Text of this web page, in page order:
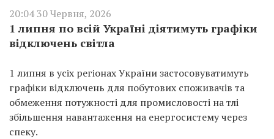
20:04 30 Червня, 2026
1 липня по всій Україні діятимуть графіки
відключень світла
1 липня в усіх регіонах України застосовуватимуть
графіки відключень для побутових споживачів та
обмеження потужності для промисловості на тлі
збільшення навантаження на енергосистему через
спеку.